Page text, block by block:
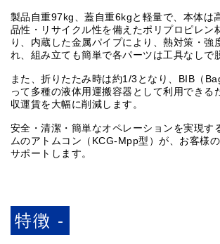
製品自重97kg、蓋自重6kgと軽量で、本体は
品性・リサイクル性を備えたポリプロピレン
り、内蔵した金属パイプにより、熱対策・強
れ、組み立ても簡単で各パーツは工具なしで
また、折りたたみ時は約1/3となり、BIB（
って多種の液体用運搬容器として利用できる
収運賃を大幅に削減します。
安全・清潔・簡単なオペレーションを実現す
ムのアトムコン（KCG-Mpp型）が、お客様
サポートします。
特徴 -